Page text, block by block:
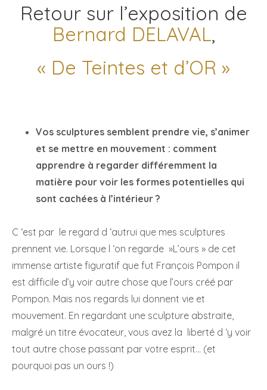
Retour sur l’exposition de
Bernard DELAVAL,
« De Teintes et d’OR »
Vos sculptures semblent prendre vie, s’animer
et se mettre en mouvement : comment
apprendre à regarder différemment la
matière pour voir les formes potentielles qui
sont cachées à l’intérieur ?
C ‘est par le regard d ‘autrui que mes sculptures
prennent vie. Lorsque l ‘on regarde »L’ours » de cet
immense artiste figuratif que fut François Pompon il
est difficile d’y voir autre chose que l’ours créé par
Pompon. Mais nos regards lui donnent vie et
mouvement. En regardant une sculpture abstraite,
malgré un titre évocateur, vous avez la liberté d ‘y voir
tout autre chose passant par votre esprit… (et
pourquoi pas un ours !)